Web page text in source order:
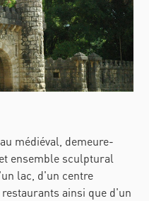
médiéval, demeure-
ensemble sculptural
lac, d'un centre
ainsi que d'un